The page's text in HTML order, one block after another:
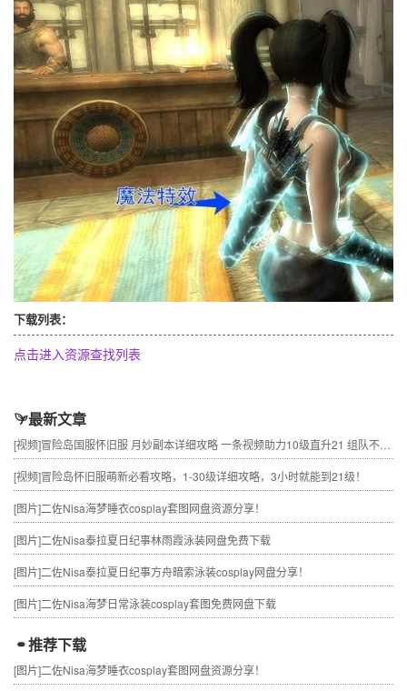
下载列表：
点击进入资源查找列表
最新文章
[视频]冒险岛国服怀旧服 月妙副本详细攻略 一条视频助力10级直升21 组队不求人
[视频]冒险岛怀旧服萌新必看攻略，1-30级详细攻略，3小时就能到21级！
[图片]二佐Nisa海梦睡衣cosplay套图网盘资源分享！
[图片]二佐Nisa泰拉夏日纪事林雨霞泳装网盘免费下载
[图片]二佐Nisa泰拉夏日纪事方舟暗索泳装cosplay网盘分享！
[图片]二佐Nisa海梦日常泳装cosplay套图免费网盘下载
推荐下载
[图片]二佐Nisa海梦睡衣cosplay套图网盘资源分享！